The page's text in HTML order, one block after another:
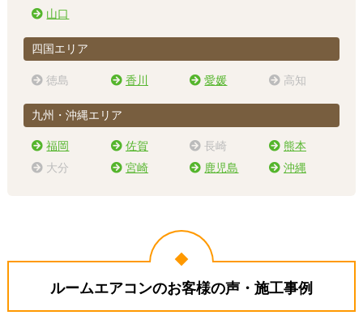
山口
四国エリア
徳島 香川 愛媛 高知
九州・沖縄エリア
福岡 佐賀 長崎
熊本
大分
宮崎 鹿児島 沖縄
ルームエアコンのお客様の声・施工事例